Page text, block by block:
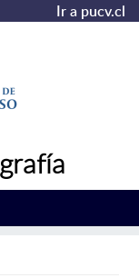
Ir a pucv.cl